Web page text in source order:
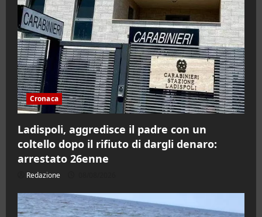
Cronaca
Ladispoli, aggredisce il padre con un
coltello dopo il rifiuto di dargli denaro:
arrestato 26enne
Redazione